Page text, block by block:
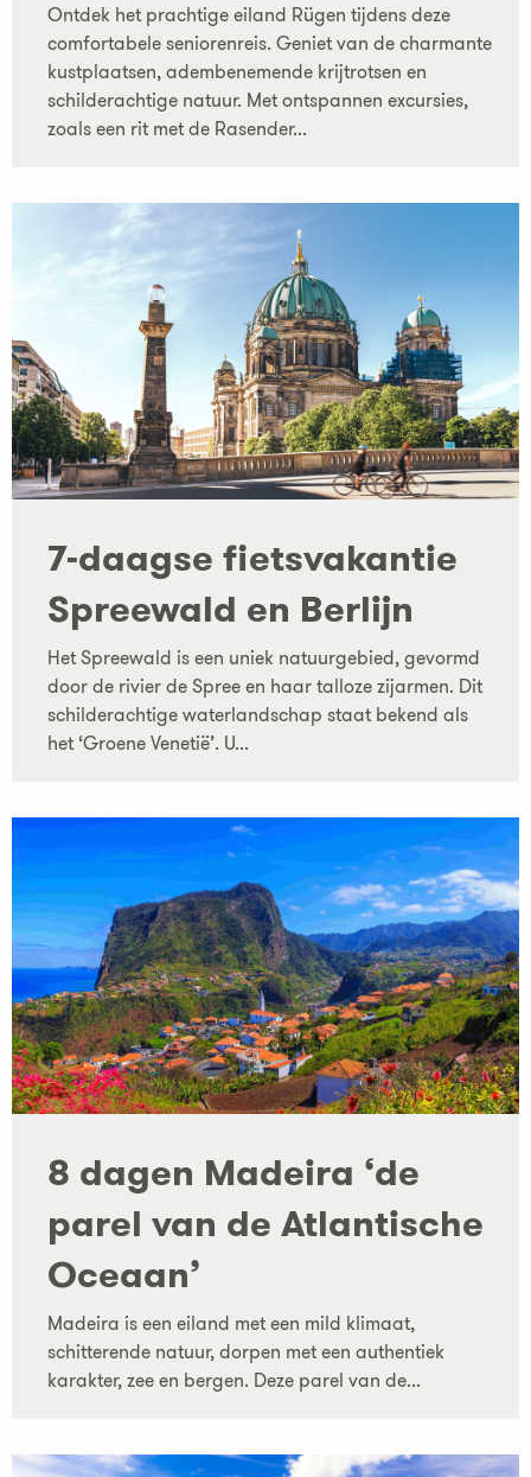
Ontdek het prachtige eiland Rügen tijdens deze
comfortabele seniorenreis. Geniet van de charmante
kustplaatsen, adembenemende krijtrotsen en
schilderachtige natuur. Met ontspannen excursies,
zoals een rit met de Rasender...
7-daagse fietsvakantie
Spreewald en Berlijn
Het Spreewald is een uniek natuurgebied, gevormd
door de rivier de Spree en haar talloze zijarmen. Dit
schilderachtige waterlandschap staat bekend als
het ‘Groene Venetië’. U...
8 dagen Madeira ‘de
parel van de Atlantische
Oceaan’
Madeira is een eiland met een mild klimaat,
schitterende natuur, dorpen met een authentiek
karakter, zee en bergen. Deze parel van de...